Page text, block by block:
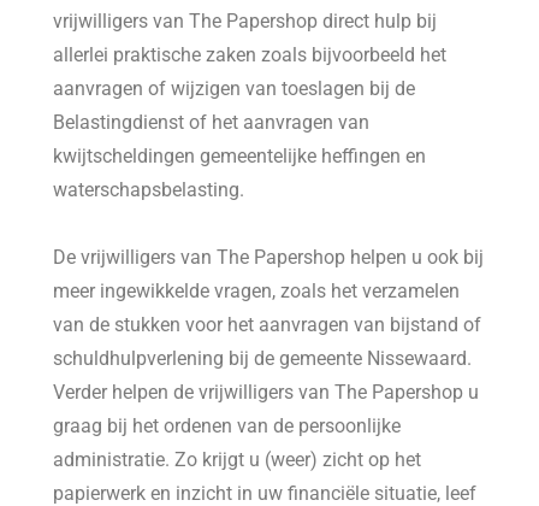
vrijwilligers van The Papershop direct hulp bij
allerlei praktische zaken zoals bijvoorbeeld het
aanvragen of wijzigen van toeslagen bij de
Belastingdienst of het aanvragen van
kwijtscheldingen gemeentelijke heffingen en
waterschapsbelasting.
De vrijwilligers van The Papershop helpen u ook bij
meer ingewikkelde vragen, zoals het verzamelen
van de stukken voor het aanvragen van bijstand of
schuldhulpverlening bij de gemeente Nissewaard.
Verder helpen de vrijwilligers van The Papershop u
graag bij het ordenen van de persoonlijke
administratie. Zo krijgt u (weer) zicht op het
papierwerk en inzicht in uw financiële situatie, leef